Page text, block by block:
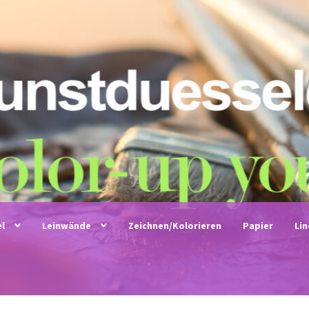
Leinwände Zeichnen/Kolorieren Papier